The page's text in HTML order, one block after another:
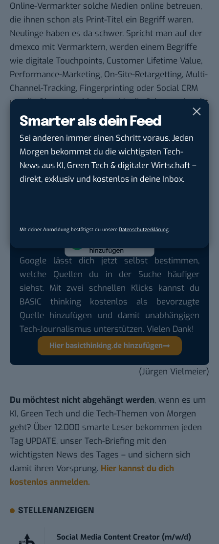
Smarter als dein Feed
Sei anderen immer einen Schritt voraus. Jeden
Morgen bekommst du die wichtigsten Tech-
News aus KI, Green Tech & digitaler Wirtschaft –
direkt, exklusiv und kostenlos in deine Inbox.
Mit deiner Anmeldung bestätigst du unsere Datenschutzerklärung.
Online-Vermarkter solche Medien online betreuen,
die ihnen schon als Print-Titel ein Begriff waren.
Neulinge haben es da schwer. Spricht man auf der
dmexco mit Vermarktern, werden einem Begriffe
wie digitale Touchpoints, Customer Lifetime Value,
Performance-Marketing, On-Site-Retargetting, Multi-
Channel-Tracking, Fingerprinting oder Social CRM
um die Ohren geschleudert, bis die Schwarte kracht.
Ich hab für dieses Mal die Waffen gestreckt, und ich
hatte nur die Aufgabe, etwas zu schreiben, nicht,
unser Blog zu vermarkten. Es wird ein langer
Kampf werden und wir stehen immer noch an
seinem Anfang. Was wir brauchen, sind Übersetzer,
die zwischen den Welten vermitteln. Dann könnten
Google lässt dich jetzt selbst bestimmen,
welche Quellen du in der Suche häufiger
siehst. Mit zwei schnellen Klicks kannst du
BASIC thinking kostenlos als bevorzugte
Quelle hinzufügen und damit unabhängigen
Tech-Journalismus unterstützen. Vielen Dank!
Hier basicthinking.de hinzufügen
(Jürgen Vielmeier)
Du möchtest nicht abgehängt werden, wenn es um
KI, Green Tech und die Tech-Themen von Morgen
geht? Über 12.000 smarte Leser bekommen jeden
Tag UPDATE, unser Tech-Briefing mit den
wichtigsten News des Tages – und sichern sich
damit ihren Vorsprung. Hier kannst du dich
kostenlos anmelden.
STELLENANZEIGEN
Social Media Content Creator (m/w/d)